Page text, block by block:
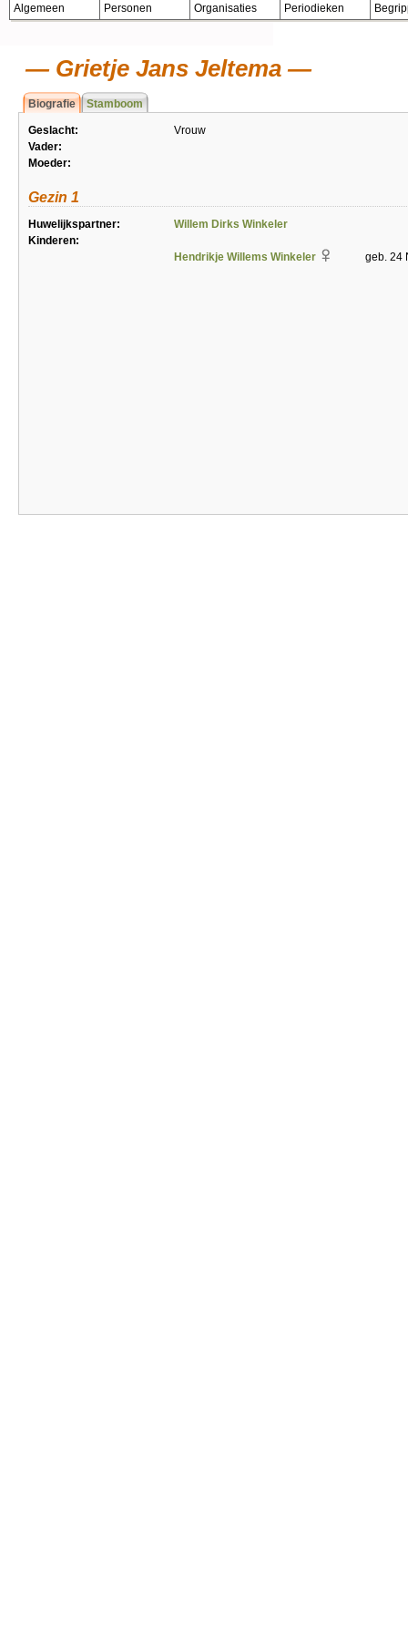
Algemeen Personen Organisaties Periodieken
Grietje Jans Jeltema
Biografie Stamboom
Geslacht:
Vrouw
Vader:
Moeder:
Gezin 1
Huwelijkspartner:
Willem Dirks Winkeler
Kinderen:
Hendrikje Willems Winkeler
geb. 24